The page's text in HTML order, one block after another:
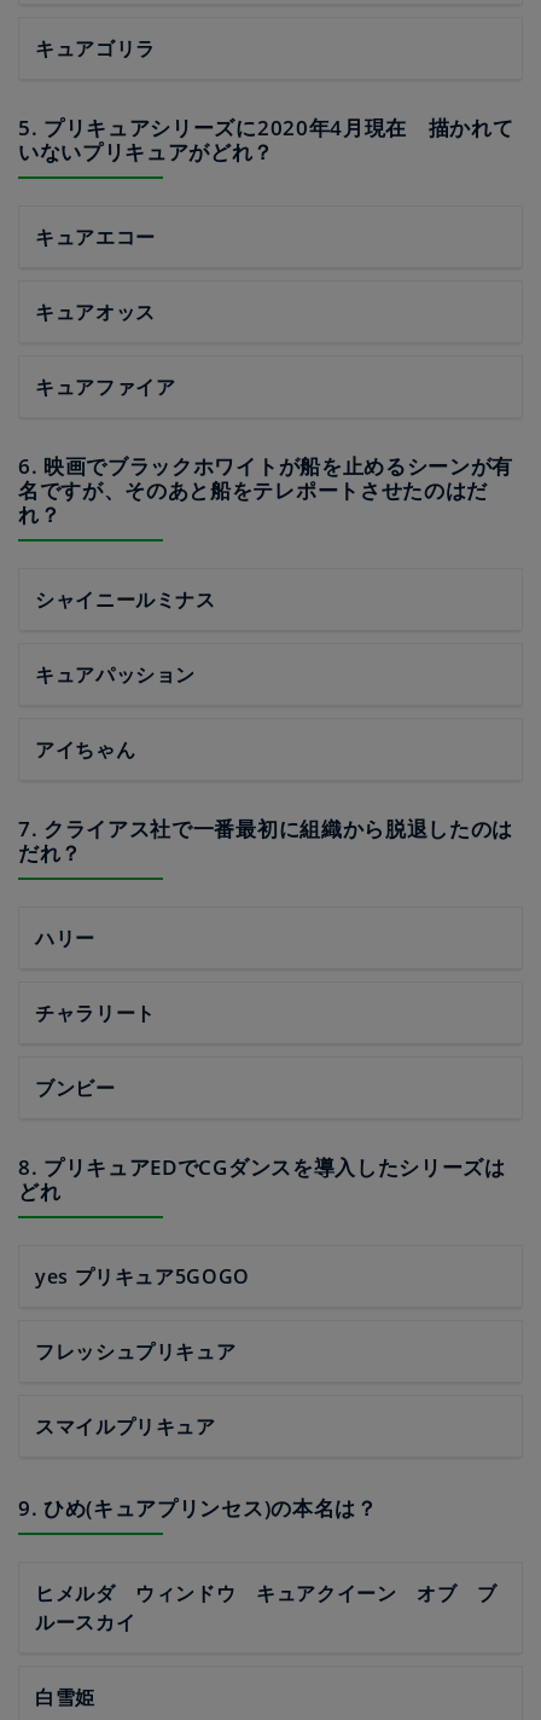
キュアゴリラ
5. プリキュアシリーズに2020年4月現在 描かれて
いないプリキュアがどれ？
キュアエコー
キュアオッス
キュアファイア
6. 映画でブラックホワイトが船を止めるシーンが有
名ですが、そのあと船をテレポートさせたのはだ
れ？
シャイニールミナス
キュアパッション
アイちゃん
7. クライアス社で一番最初に組織から脱退したのは
だれ？
ハリー
チャラリート
ブンビー
8. プリキュアEDでCGダンスを導入したシリーズは
どれ
yes プリキュア5GOGO
フレッシュプリキュア
スマイルプリキュア
9. ひめ(キュアプリンセス)の本名は？
ヒメルダ ウィンドウ キュアクイーン オブ ブ
ルースカイ
白雪姫